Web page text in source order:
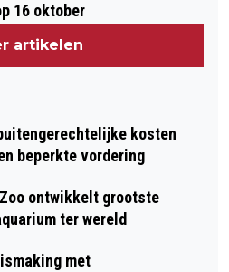
16 oktober
artikelen
kosten
beperkte vordering
ontwikkelt grootste
ter wereld
met